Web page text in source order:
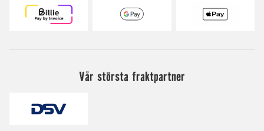
Vår största fraktpartner